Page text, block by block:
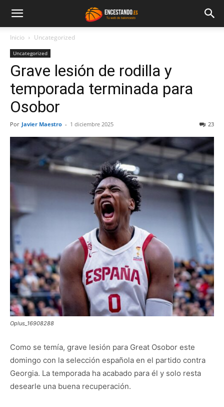
Inicio Uncategorized
Uncategorized
Grave lesión de rodilla y
temporada terminada para
Osobor
Por Javier Maestro - 1 diciembre 2025 23
Oplus_16908288
Como se temía, grave lesión para Great Osobor este
domingo con la selección española en el partido contra
Georgia. La temporada ha acabado para él y solo resta
desearle una buena recuperación.